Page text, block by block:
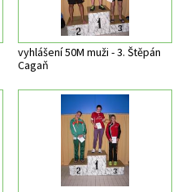
vyhlášení 50M muži - 3. Štěpán
Cagaň